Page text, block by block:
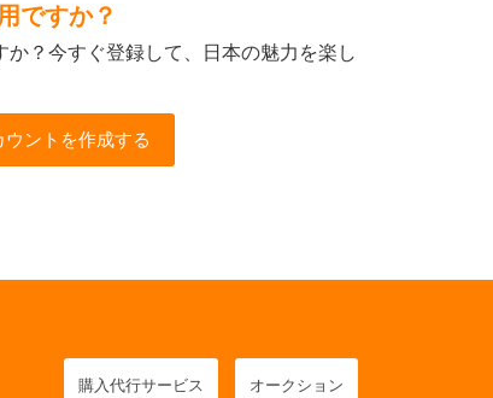
ですか？
？今すぐ登録して、日本の魅力を楽し
ウントを作成する
購入代行サービス オークション